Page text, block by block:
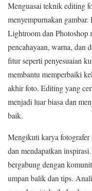
Menguasai teknik editing
menyempurnakan
Lightroom dan Photoshop
pencahayaan, warna, dan
fitur seperti penyesuaian
membantu memperbaiki
akhir foto. Editing yang
menjadi luar biasa dan
baik.
Mengikuti karya fotografer
dan mendapatkan
bergabung dengan
umpan balik dan tips.